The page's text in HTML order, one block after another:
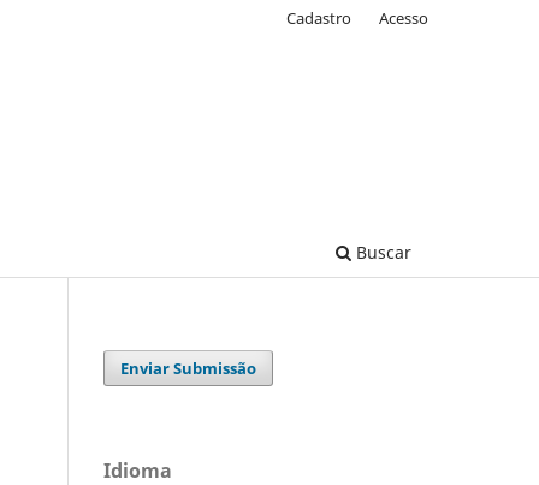
Buscar
Cadastro Acesso
Enviar Submissão
Idioma